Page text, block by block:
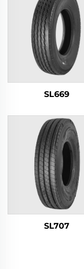
SL669
SL707